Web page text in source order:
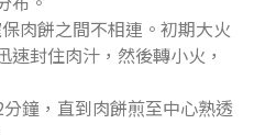
肉餅之間不相連。初期大火
速封住肉汁，然後轉小火，
鐘，直到肉餅煎至中心熟透